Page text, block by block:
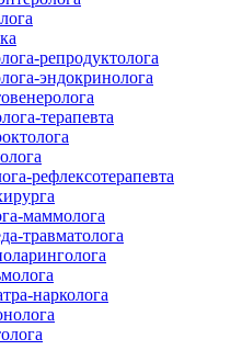
репродуктолога
эндокринолога
терапевта
рефлексотерапевта
маммолога
травматолога
нарколога